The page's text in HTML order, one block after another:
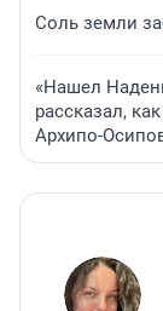
Соль земли
«Нашел
рассказал,
Архипо-